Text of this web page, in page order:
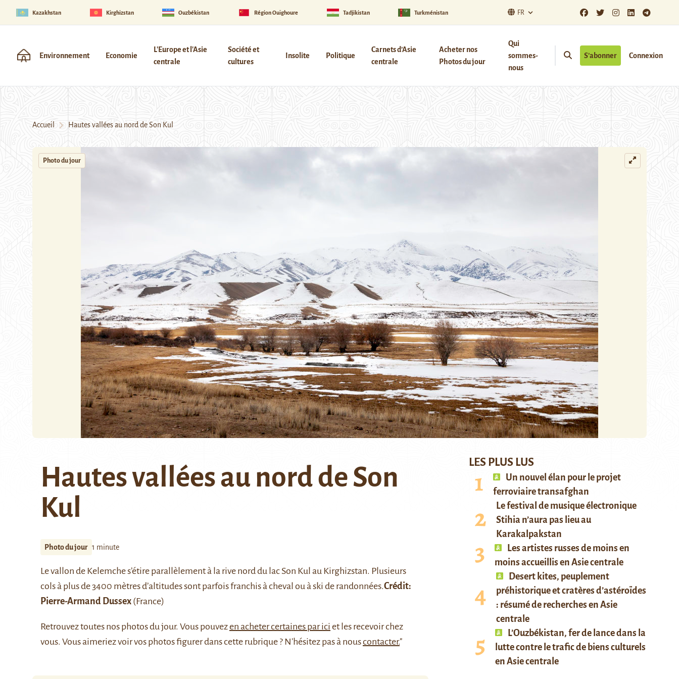
Kazakhstan Kirghizstan Ouzbékistan Région Ouïghoure Tadjikistan Turkménistan FR
Environnement Economie
L'Europe et l'Asie
centrale
Société et
cultures
Insolite Politique
Carnets d’Asie
centrale
Acheter nos
Photos du jour
Qui
sommes-
nous
S’abonner Connexion
Accueil Hautes vallées au nord de Son Kul
Photo du jour
Hautes vallées au nord de Son
Kul
Photo du jour 1 minute
Le vallon de Kelemche s’étire parallèlement à la rive nord du lac Son Kul au Kirghizstan. Plusieurs
cols à plus de 3400 mètres d’altitudes sont parfois franchis à cheval ou à ski de randonnées.Crédit:
Pierre-Armand Dussex (France)
Retrouveztoutes nos photos du jour. Vous pouvezen acheter certaines par ici et les recevoir chez
vous. Vous aimeriez voir vos photos figurer dans cette rubrique ? N'hésitez pas à nouscontacter."
LES PLUS LUS
Un nouvel élan pour le projet
ferroviaire transafghan
Le festival de musique électronique
Stihia n’aura pas lieu au
Karakalpakstan
Les artistes russes de moins en
moins accueillis en Asie centrale
Desert kites, peuplement
préhistorique et cratères d’astéroïdes
: résumé de recherches en Asie
centrale
L’Ouzbékistan, fer de lance dans la
lutte contre le trafic de biens culturels
en Asie centrale